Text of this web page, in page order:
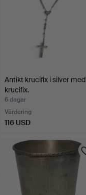
Antikt krucifix i silver med
krucifix.
6 dagar
Värdering
116 USD